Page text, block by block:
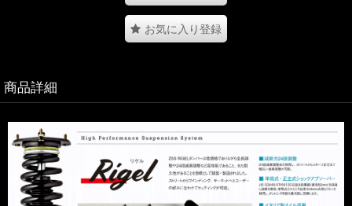
お気に入り登録
商品詳細